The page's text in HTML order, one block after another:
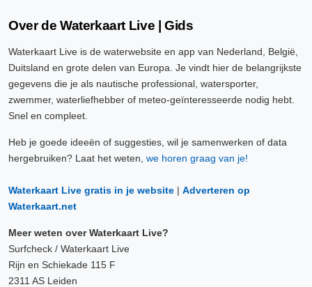
Over de Waterkaart Live | Gids
Waterkaart Live is de waterwebsite en app van Nederland, België,
Duitsland en grote delen van Europa. Je vindt hier de belangrijkste
gegevens die je als nautische professional, watersporter,
zwemmer, waterliefhebber of meteo-geïnteresseerde nodig hebt.
Snel en compleet.
Heb je goede ideeën of suggesties, wil je samenwerken of data
hergebruiken? Laat het weten, we horen graag van je!
Waterkaart Live gratis in je website | Adverteren op
Waterkaart.net
Meer weten over Waterkaart Live?
Surfcheck / Waterkaart Live
Rijn en Schiekade 115 F
2311 AS Leiden